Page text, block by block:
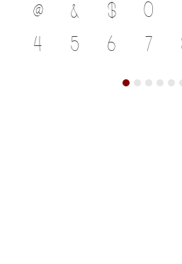
@
& $ 0
4
5 6 7